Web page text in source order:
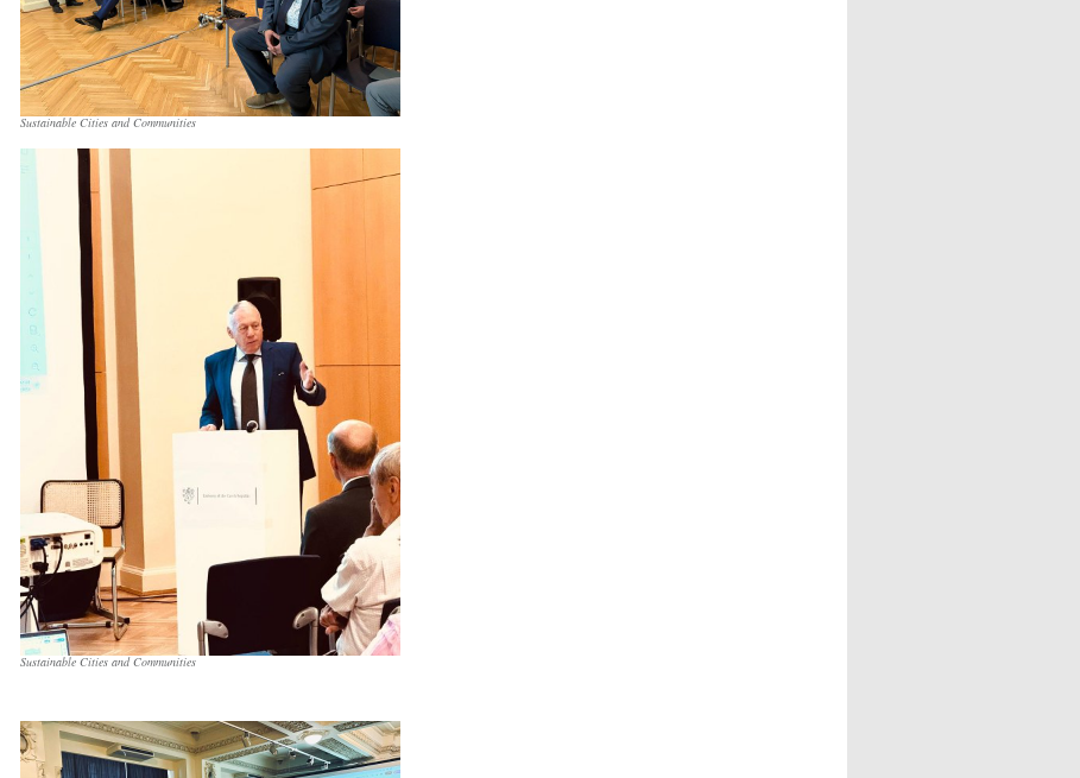
Sustainable Cities and Communities
Sustainable Cities and Communities